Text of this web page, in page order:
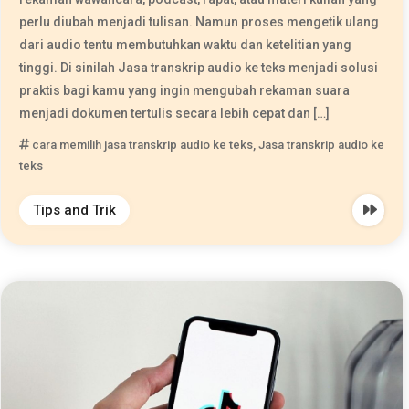
perlu diubah menjadi tulisan. Namun proses mengetik ulang
dari audio tentu membutuhkan waktu dan ketelitian yang
tinggi. Di sinilah Jasa transkrip audio ke teks menjadi solusi
praktis bagi kamu yang ingin mengubah rekaman suara
menjadi dokumen tertulis secara lebih cepat dan […]
cara memilih jasa transkrip audio ke teks, Jasa transkrip audio ke
teks
Tips and Trik